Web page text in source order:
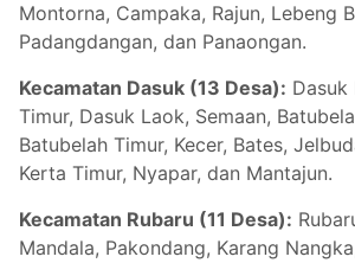
Montorna, Campaka, Rajun, Lebeng
Padangdangan, dan Panaongan.
Kecamatan Dasuk (13 Desa): Dasuk
Timur, Dasuk Laok, Semaan,
Batubelah Timur, Kecer, Bates,
Kerta Timur, Nyapar, dan Mantajun.
Kecamatan Rubaru (11 Desa):
Mandala, Pakondang, Karang